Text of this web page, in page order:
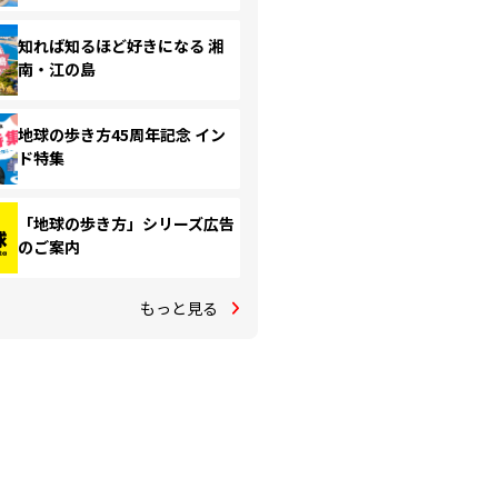
知れば知るほど好きになる 湘
南・江の島
地球の歩き方45周年記念 イン
ド特集
「地球の歩き方」シリーズ広告
のご案内
もっと見る